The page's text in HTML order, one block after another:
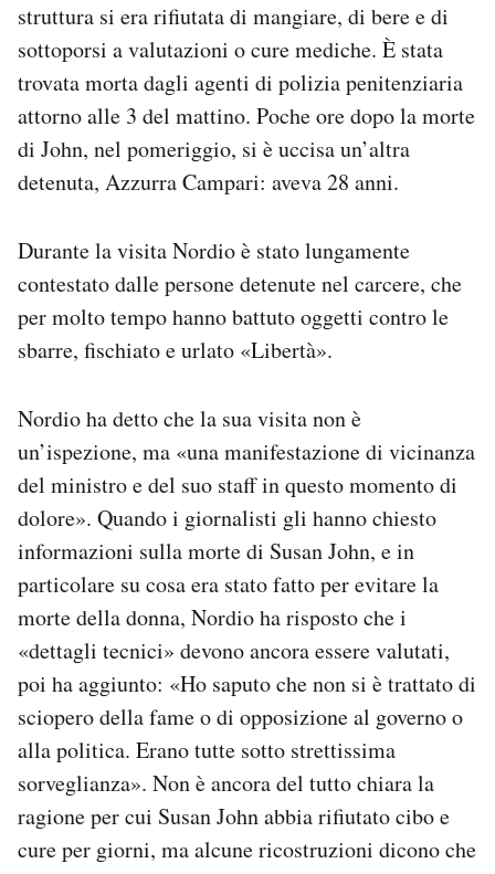
struttura si era rifiutata di mangiare, di bere e di
sottoporsi a valutazioni o cure mediche. È stata
trovata morta dagli agenti di polizia penitenziaria
attorno alle 3 del mattino. Poche ore dopo la morte
di John, nel pomeriggio, si è uccisa un’altra
detenuta, Azzurra Campari: aveva 28 anni.
Durante la visita Nordio è stato lungamente
contestato dalle persone detenute nel carcere, che
per molto tempo hanno battuto oggetti contro le
sbarre, fischiato e urlato «Libertà».
Nordio ha detto che la sua visita non è
un’ispezione, ma «una manifestazione di vicinanza
del ministro e del suo staff in questo momento di
dolore». Quando i giornalisti gli hanno chiesto
informazioni sulla morte di Susan John, e in
particolare su cosa era stato fatto per evitare la
morte della donna, Nordio ha risposto che i
«dettagli tecnici» devono ancora essere valutati,
poi ha aggiunto: «Ho saputo che non si è trattato di
sciopero della fame o di opposizione al governo o
alla politica. Erano tutte sotto strettissima
sorveglianza». Non è ancora del tutto chiara la
ragione per cui Susan John abbia rifiutato cibo e
cure per giorni, ma alcune ricostruzioni dicono che